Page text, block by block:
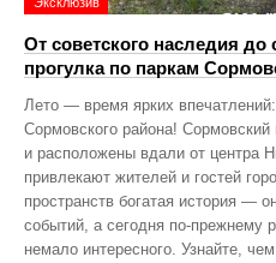
От советского наследия
прогулка по паркам
Лето — время ярких
Сормовского района! Сормовский
и расположены вдали от центра
привлекают жителей и гостей
пространств богатая история —
событий, а сегодня по‑прежнему
немало интересного. Узнайте,